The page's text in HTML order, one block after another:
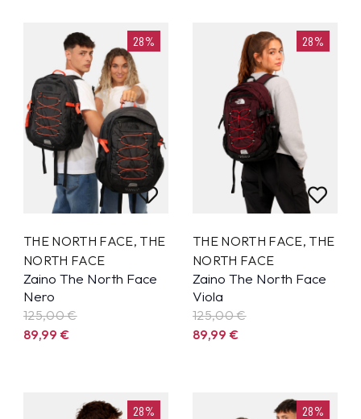
28%
THE NORTH FACE, THE
NORTH FACE
Zaino The North Face
Nero
125,00 €
89,99€
28%
THE NORTH FACE, THE
NORTH FACE
Zaino The North Face
Viola
125,00 €
89,99€
28% 28%